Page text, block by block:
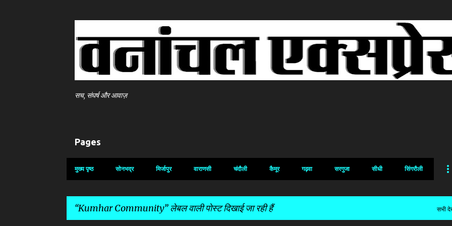
सच, संघर्ष और आवाज़
Pages
मुख्य पृष्ठ सोनभद्र मिर्जापुर वाराणसी चंदौली कैमूर गढ़वा सरगुजा सीधी सिंगरौली
Kumhar Community लेबल वाली पोस्ट दिखाई जा रही हैं सभी